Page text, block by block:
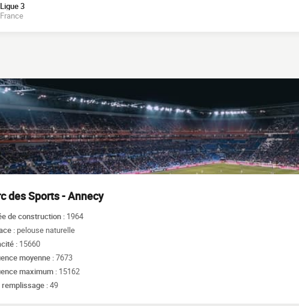
Ligue 3
France
des Sports - Annecy
de construction : 1964
: pelouse naturelle
: 15660
moyenne :7673
maximum : 15162
remplissage :49